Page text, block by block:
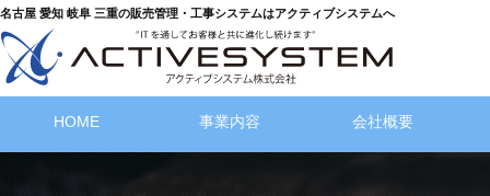
名古屋 愛知 岐阜 三重の販売管理・工事システムはアクティブシステムへ
HOME 事業内容 会社概要